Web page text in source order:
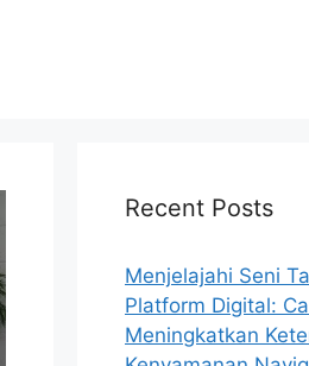
Recent Posts
Menjelajahi Seni
Platform Digital:
Meningkatkan